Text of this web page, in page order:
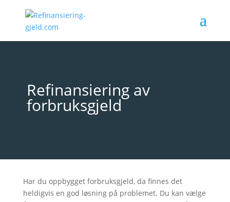
Refinansiering av
forbruksgjeld
Har du oppbygget forbruksgjeld, da finnes det
heldigvis en god løsning på problemet. Du kan vælge